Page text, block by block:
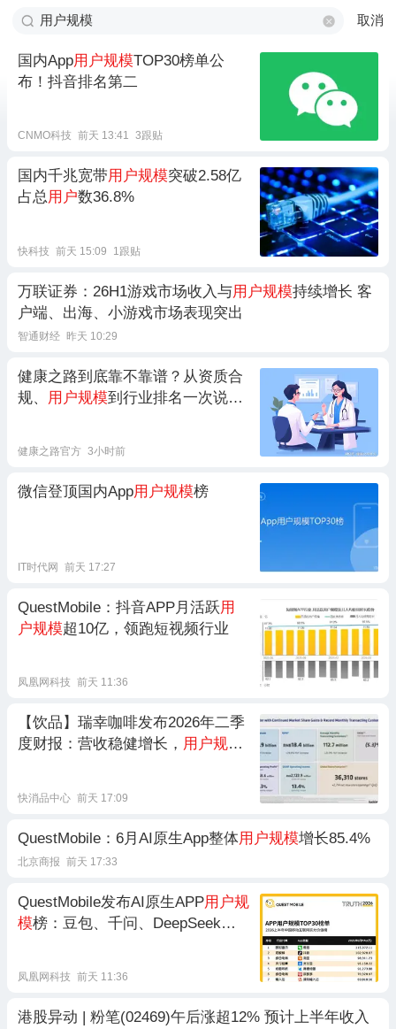
取消
国内App用户规模TOP30榜单公
布！抖音排名第二
CNMO科技 前天 13:41 3跟贴
国内千兆宽带用户规模突破2.58亿
占总用户数36.8%
快科技 前天 15:09 1跟贴
万联证券：26H1游戏市场收入与用户规模持续增长 客
户端、出海、小游戏市场表现突出
智通财经 昨天 10:29
健康之路到底靠不靠谱？从资质合
规、 用户规模到行业排名一次说清
健康之路官方 3小时前
微信登顶国内App用户规模榜
IT时代网 前天 17:27
QuestMobile：抖音APP月活跃用
户规模超10亿，领跑短视频行业
凤凰网科技 前天 11:36
【饮品】瑞幸咖啡发布2026年二季
度财报：营收稳健增长， 用户规模
快消品中心 前天 17:09
QuestMobile：6月AI原生App整体用户规模增长85.4%
北京商报 前天 17:33
QuestMobile发布AI原生APP用户规
模榜：豆包、千问、DeepSeek前
凤凰网科技 前天 11:36
港股异动 | 粉笔(02469)午后涨超12% 预计上半年收入